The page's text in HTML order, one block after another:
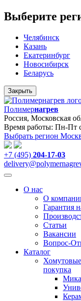
Выберите
Челябинск
Казань
Екатеринбург
Новосибирск
Беларусь
Закрыть
Полимернагрев
Россия, Московская
Время работы: Пн-Пт
Выбрать регион
+7 (495) 204-17-03
О нас
О
Гарантия
Статьи
Вакансии
Вопрос-
Каталог
покупка